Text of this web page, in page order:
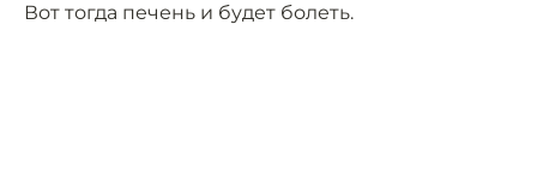
Вот тогда печень и будет болеть.